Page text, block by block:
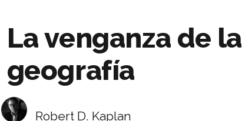
La venganza de la
geografía
Robert D. Kaplan